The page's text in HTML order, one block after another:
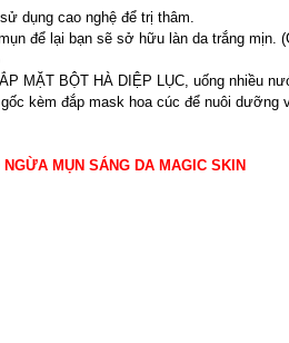
dụng cao nghệ để trị thâm.
để lại bạn sẽ sở hữu làn da trắng mịn.
MẶT BỘT HÀ DIỆP LỤC, uống nhiều
kèm đắp mask hoa cúc để nuôi dưỡng
MỤN SÁNG DA MAGIC SKIN